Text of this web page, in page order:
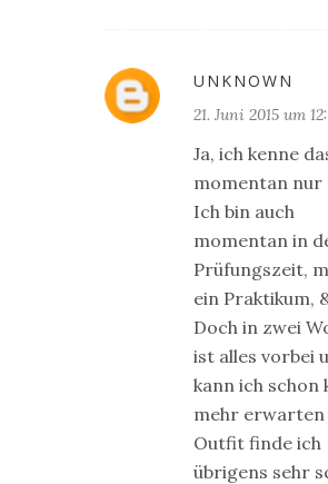
UNKNOWN
21. Juni 2015 um
Ja, ich kenne
momentan nur
Ich bin auch
momentan in
Prüfungszeit,
ein Praktikum,
Doch in zwei
ist alles vorbei
kann ich schon
mehr erwarten
Outfit finde ich
übrigens sehr